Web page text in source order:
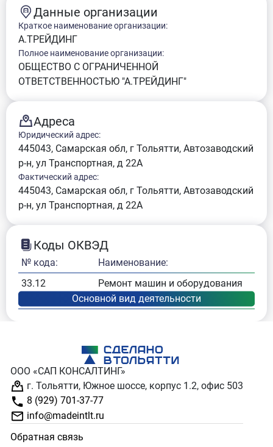
Данные организации
Краткое наименование организации:
А.ТРЕЙДИНГ
Полное наименование организации:
ОБЩЕСТВО С ОГРАНИЧЕННОЙ
ОТВЕТСТВЕННОСТЬЮ "А.ТРЕЙДИНГ"
Адреса
Юридический адрес:
445043, Самарская обл, г Тольятти, Автозаводский
р-н, ул Транспортная, д 22А
Фактический адрес:
445043, Самарская обл, г Тольятти, Автозаводский
р-н, ул Транспортная, д 22А
Коды ОКВЭД
№ кода:
Наименование:
33.12
Ремонт машин и оборудования
ООО «САП КОНСАЛТИНГ»
г. Тольятти, Южное шоссе, корпус 1.2, офис 503
8 (929) 701-37-77
info@madeintlt.ru
Обратная связь